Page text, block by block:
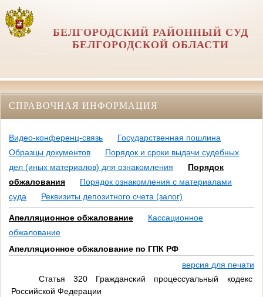
БЕЛГОРОДСКИЙ РАЙОННЫЙ СУД
БЕЛГОРОДСКОЙ ОБЛАСТИ
СПРАВОЧНАЯ ИНФОРМАЦИЯ
Видео-конференц-связь
Государственная пошлина
Образцы документов
Порядок и сроки выдачи судебных
дел (иных материалов) для ознакомления
Порядок
обжалования
Порядок ознакомления с материалами
суда
Реквизиты депозитного счета (залог)
Апелляционное обжалование
Кассационное
обжалование
Апелляционное обжалование по ГПК РФ
версия для печати
Статья 320 Гражданский процессуальный кодекс
Российской Федерации